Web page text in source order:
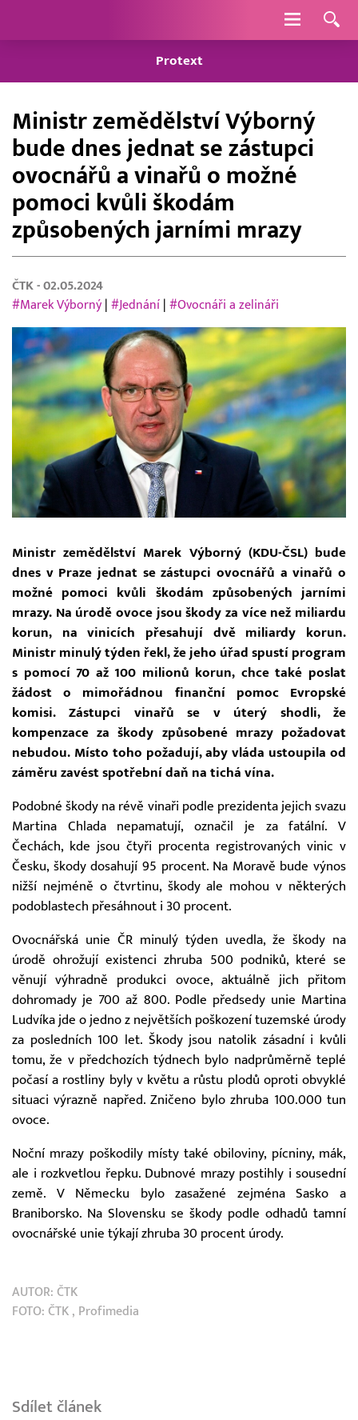
Navigace
Protext
Ministr zemědělství Výborný
bude dnes jednat se zástupci
ovocnářů a vinařů o možné
pomoci kvůli škodám
způsobených jarními mrazy
ČTK - 02.05.2024
#Marek Výborný #Jednání #Ovocnáři a zelináři
Ministr zemědělství Marek Výborný (KDU-ČSL) bude
dnes v Praze jednat se zástupci ovocnářů a vinařů o
možné pomoci kvůli škodám způsobených jarními
mrazy. Na úrodě ovoce jsou škody za více než miliardu
korun, na vinicích přesahují dvě miliardy korun.
Ministr minulý týden řekl, že jeho úřad spustí program
s pomocí 70 až 100 milionů korun, chce také poslat
žádost o mimořádnou finanční pomoc Evropské
komisi. Zástupci vinařů se v úterý shodli, že
kompenzace za škody způsobené mrazy požadovat
nebudou. Místo toho požadují, aby vláda ustoupila od
záměru zavést spotřební daň na tichá vína.
Podobné škody na révě vinaři podle prezidenta jejich svazu
Martina Chlada nepamatují, označil je za fatální. V
Čechách, kde jsou čtyři procenta registrovaných vinic v
Česku, škody dosahují 95 procent. Na Moravě bude výnos
nižší nejméně o čtvrtinu, škody ale mohou v některých
podoblastech přesáhnout i 30 procent.
Ovocnářská unie ČR minulý týden uvedla, že škody na
úrodě ohrožují existenci zhruba 500 podniků, které se
věnují výhradně produkci ovoce, aktuálně jich přitom
dohromady je 700 až 800. Podle předsedy unie Martina
Ludvíka jde o jedno z největších poškození tuzemské úrody
za posledních 100 let. Škody jsou natolik zásadní i kvůli
tomu, že v předchozích týdnech bylo nadprůměrně teplé
počasí a rostliny byly v květu a růstu plodů oproti obvyklé
situaci výrazně napřed. Zničeno bylo zhruba 100.000 tun
ovoce.
Noční mrazy poškodily místy také obiloviny, pícniny, mák,
ale i rozkvetlou řepku. Dubnové mrazy postihly i sousední
země. V Německu bylo zasažené zejména Sasko a
Braniborsko. Na Slovensku se škody podle odhadů tamní
ovocnářské unie týkají zhruba 30 procent úrody.
AUTOR: ČTK
FOTO: ČTK , Profimedia
Sdílet článek